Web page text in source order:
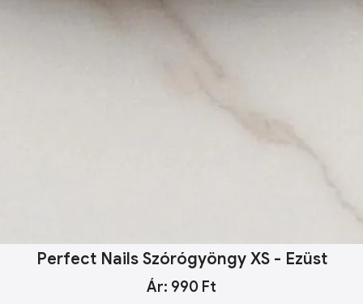
Perfect Nails Szórógyöngy XS - Ezüst
Ár: 990 Ft